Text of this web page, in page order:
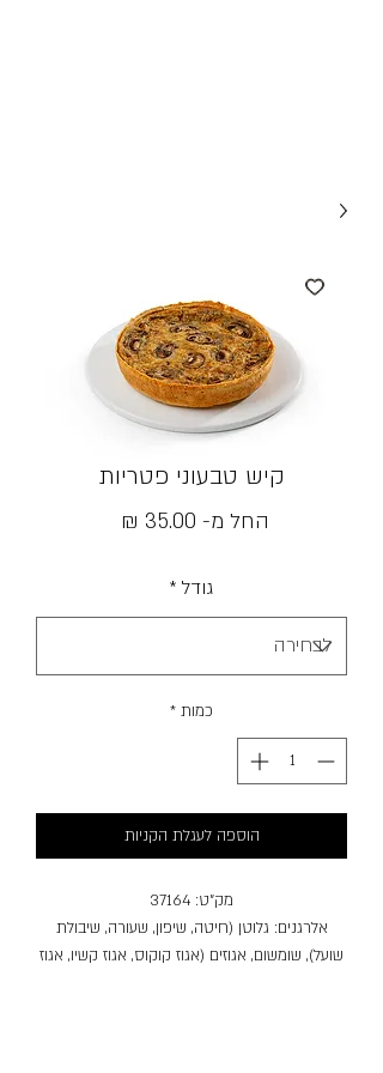
קיש טבעוני פטריות
החל מ- 35.00 ₪
גודל *
כמות *
הוספה לעגלת הקניות
מק"ט: 37164
אלרגנים: גלוטן (חיטה, שיפון, שעורה, שיבולת
שועל), שומשום, אגוזים (אגוז קוקוס, אגוז קשיו, אגוז